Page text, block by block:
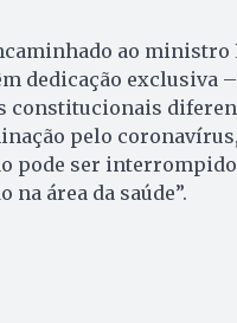
ao ministro
dedicação exclusiva
constitucionais
pelo
pode ser
na área da saúde”.